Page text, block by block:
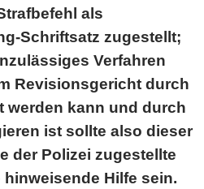
als
Schriftsatz zugestellt;
Verfahren
Revisionsgericht durch
werden kann und durch
ist sollte also dieser
der Polizei zugestellte
Hilfe sein.